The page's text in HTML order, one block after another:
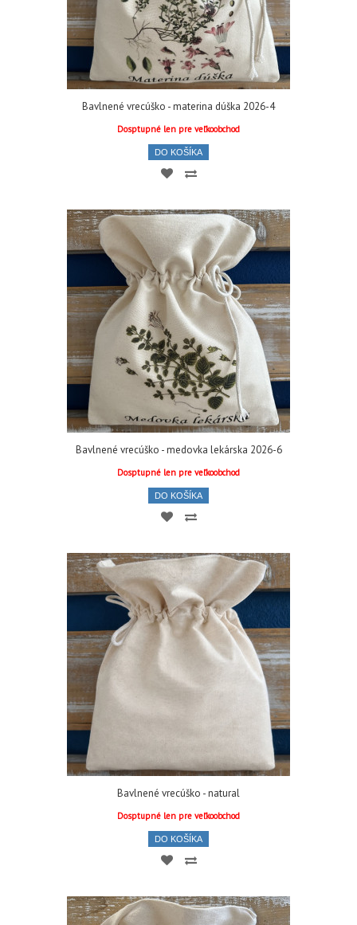
Bavlnené vrecúško - materina dúška 2026-4
Dosptupné len pre veľkoobchod
DO KOŠÍKA
Bavlnené vrecúško - medovka lekárska 2026-6
Dosptupné len pre veľkoobchod
DO KOŠÍKA
Bavlnené vrecúško - natural
Dosptupné len pre veľkoobchod
DO KOŠÍKA